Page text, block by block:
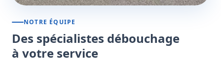
NOTRE ÉQUIPE
Des spécialistes débouchage
à votre service